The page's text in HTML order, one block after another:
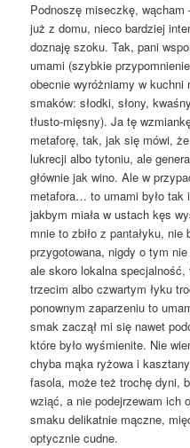
Podnoszę miseczkę,
już z domu, nieco bardziej
doznaję szoku. Tak, pani
umami (szybkie
obecnie wyróżniamy w
smaków: słodki, słony,
tłusto-mięsny). Ja tę
metaforę, tak, jak się mówi,
lukrecji albo tytoniu, ale
głównie jak wino. Ale w
metafora… to umami było tak
jakbym miała w ustach kęs
mnie to zbiło z pantałyku, nie
przygotowana, nigdy o tym
ale skoro lokalna
trzecim albo czwartym łyku
ponownym zaparzeniu to
smak zaczął mi się nawet
które było wyśmienite. Nie
chyba mąka ryżowa i
fasola, może też trochę dyni,
wziąć, a nie podejrzewam ich
smaku delikatnie mączne,
optycznie cudne.